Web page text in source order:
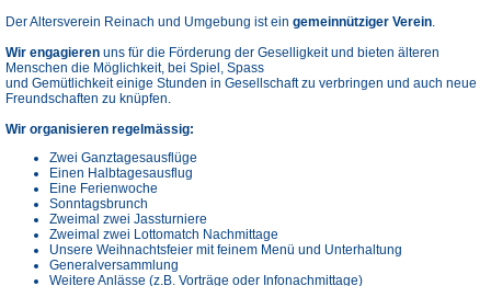
Der Altersverein Reinach und Umgebung ist ein gemeinnütziger Verein.
Wir engagieren uns für die Förderung der Geselligkeit und bieten älteren
Menschen die Möglichkeit, bei Spiel, Spass
und Gemütlichkeit einige Stunden in Gesellschaft zu verbringen und auch neue
Freundschaften zu knüpfen.
Wir organisieren regelmässig:
Zwei Ganztagesausflüge
Einen Halbtagesausflug
Eine Ferienwoche
Sonntagsbrunch
Zweimal zwei Jassturniere
Zweimal zwei Lottomatch Nachmittage
Unsere Weihnachtsfeier mit feinem Menü und Unterhaltung
Generalversammlung
Weitere Anlässe (z.B. Vorträge oder Infonachmittage)